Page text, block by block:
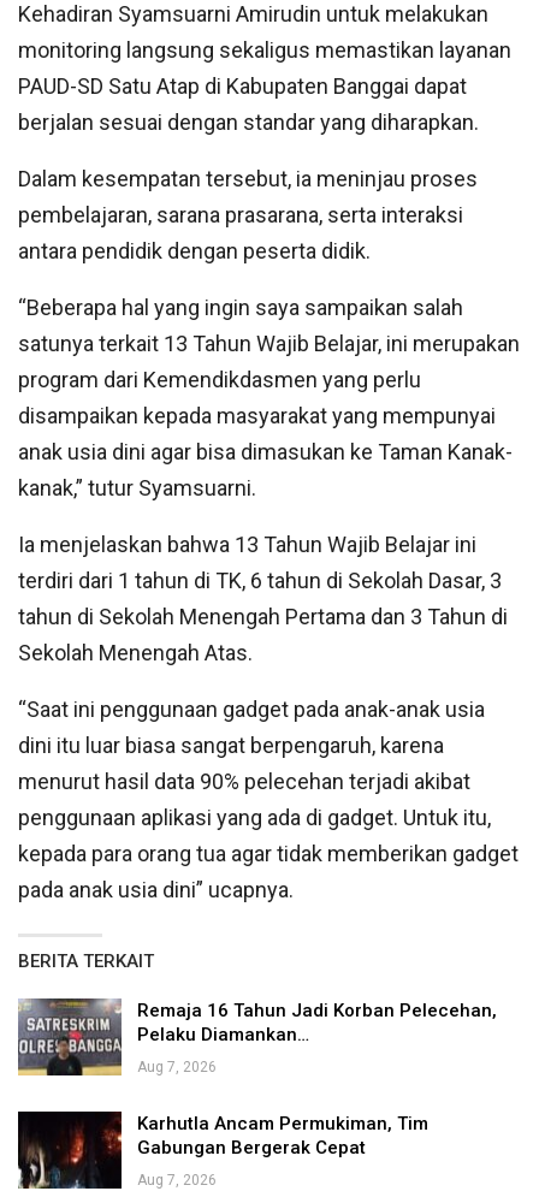
Kehadiran Syamsuarni Amirudin untuk melakukan
monitoring langsung sekaligus memastikan layanan
PAUD-SD Satu Atap di Kabupaten Banggai dapat
berjalan sesuai dengan standar yang diharapkan.
Dalam kesempatan tersebut, ia meninjau proses
pembelajaran, sarana prasarana, serta interaksi
antara pendidik dengan peserta didik.
“Beberapa hal yang ingin saya sampaikan salah
satunya terkait 13 Tahun Wajib Belajar, ini merupakan
program dari Kemendikdasmen yang perlu
disampaikan kepada masyarakat yang mempunyai
anak usia dini agar bisa dimasukan ke Taman Kanak-
kanak,” tutur Syamsuarni.
Ia menjelaskan bahwa 13 Tahun Wajib Belajar ini
terdiri dari 1 tahun di TK, 6 tahun di Sekolah Dasar, 3
tahun di Sekolah Menengah Pertama dan 3 Tahun di
Sekolah Menengah Atas.
“Saat ini penggunaan gadget pada anak-anak usia
dini itu luar biasa sangat berpengaruh, karena
menurut hasil data 90% pelecehan terjadi akibat
penggunaan aplikasi yang ada di gadget. Untuk itu,
kepada para orang tua agar tidak memberikan gadget
pada anak usia dini” ucapnya.
BERITA TERKAIT
Remaja 16 Tahun Jadi Korban Pelecehan,
Pelaku Diamankan…
Aug 7, 2026
Karhutla Ancam Permukiman, Tim
Gabungan Bergerak Cepat
Aug 7, 2026